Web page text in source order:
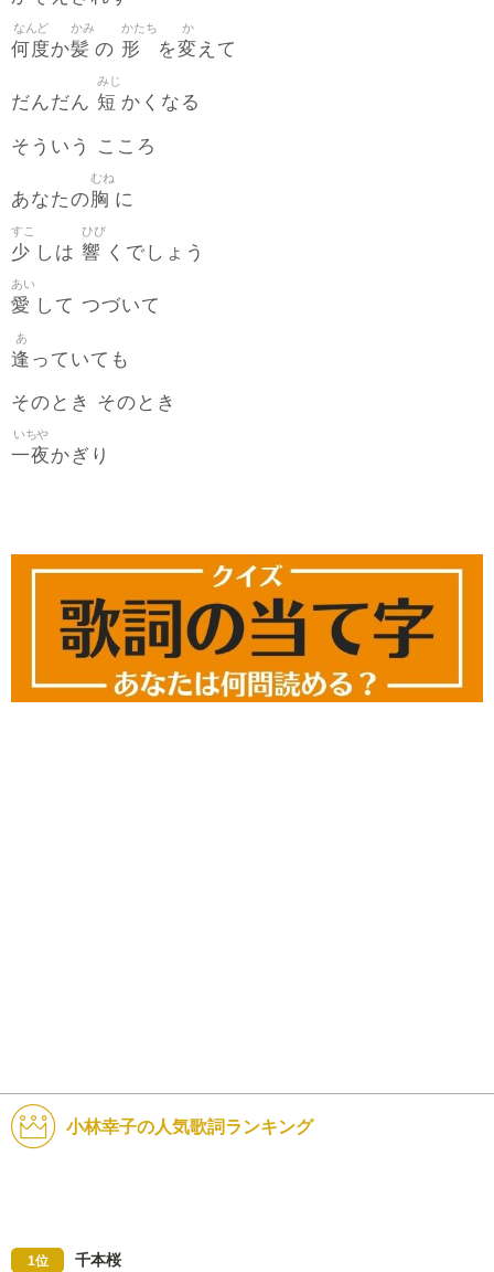
何度
なんど
か髪
かみ
の 形
かたち
を変
か
えて
だんだん 短
みじ
かくなる
そういう こころ
あなたの胸
むね
に
少
すこ
しは 響
ひび
くでしょう
愛
あい
して つづいて
逢
あ
っていても
そのとき そのとき
一夜
いちや
かぎり
小林幸子の人気歌詞ランキング
1位 千本桜